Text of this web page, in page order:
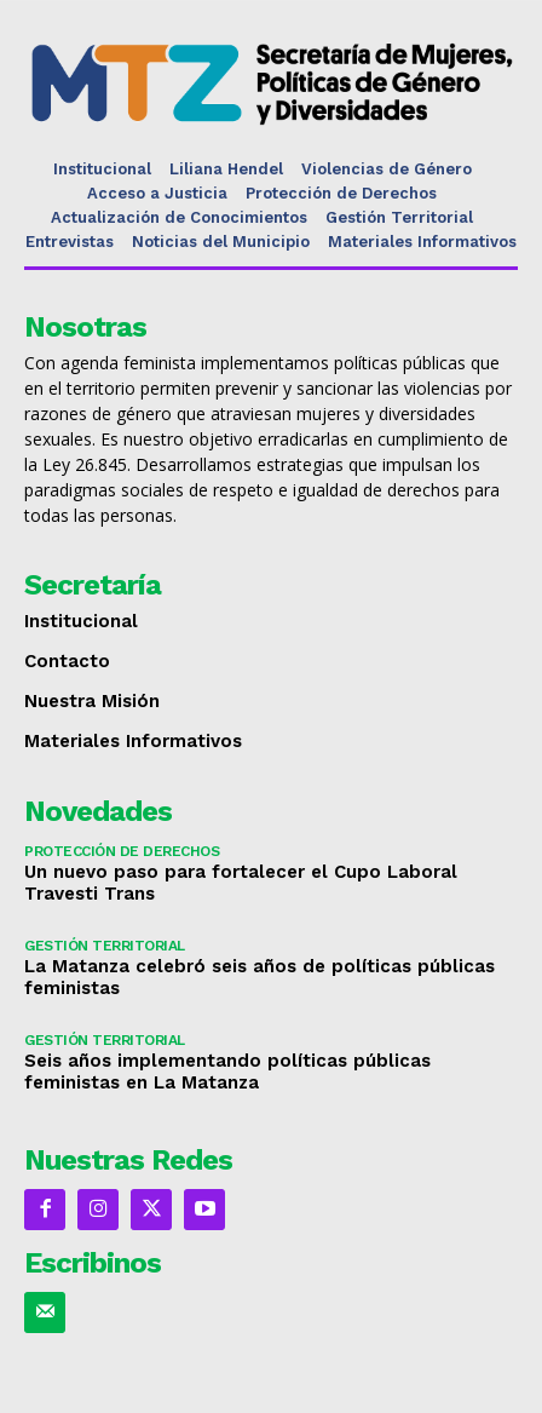
Institucional Liliana Hendel
Violencias de Género
Acceso a Justicia
Protección de Derechos
Actualización de Conocimientos
Gestión Territorial
Entrevistas
Noticias del Municipio Materiales Informativos
Nosotras
Con agenda feminista implementamos políticas públicas que
en el territorio permiten prevenir y sancionar las violencias por
razones de género que atraviesan mujeres y diversidades
sexuales. Es nuestro objetivo erradicarlas en cumplimiento de
la Ley 26.845. Desarrollamos estrategias que impulsan los
paradigmas sociales de respeto e igualdad de derechos para
todas las personas.
Secretaría
Institucional
Contacto
Nuestra Misión
Materiales Informativos
Novedades
PROTECCIÓN DE DERECHOS
Un nuevo paso para fortalecer el Cupo Laboral
Travesti Trans
GESTIÓN TERRITORIAL
La Matanza celebró seis años de políticas públicas
feministas
GESTIÓN TERRITORIAL
Seis años implementando políticas públicas
feministas en La Matanza
Nuestras Redes
Escribinos